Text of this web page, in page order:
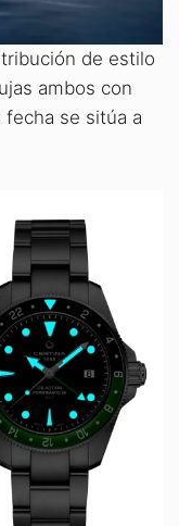
de estilo
ambos con
se sitúa a